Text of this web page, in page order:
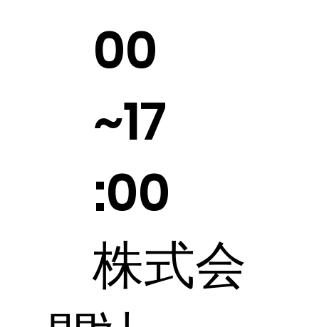
00
~17
:00
株式会